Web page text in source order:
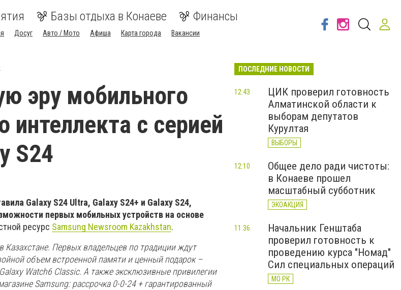
Базы отдыха в Конаеве Финансы
Досуг Авто / Мото Афиша Карта города Вакансии
эру мобильного
интеллекта с серией
S24
Galaxy S24 Ultra, Galaxy S24+ и Galaxy S24,
первых мобильных устройств на основе
ресурс Samsung Newsroom Kazakhstan.
Казахстане. Первых владельцев по традиции ждут
объем встроенной памяти и ценный подарок –
Watch6 Classic. А также эксклюзивные привилегии
Samsung: рассрочка 0-0-24 + ⁠гарантированный
ПОСЛЕДНИЕ НОВОСТИ
ЦИК проверил готовность
Алматинской области к
выборам депутатов
Курултая
ВЫБОРЫ
12:43
Общее дело ради чистоты:
в Конаеве прошел
масштабный субботник
ЭКОАКЦИЯ
12:10
Начальник Генштаба
проверил готовность к
проведению курса "Номад"
Сил специальных операций
МО РК
11:36